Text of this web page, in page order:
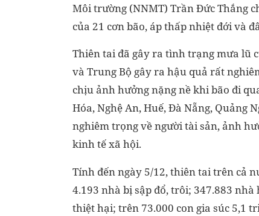
Môi trường (NNMT) Trần Đức Thắng
của 21 cơn bão, áp thấp nhiệt đới và
Thiên tai đã gây ra tình trạng mưa lũ
và Trung Bộ gây ra hậu quả rất
chịu ảnh hưởng nặng nề khi bão đi
Hóa, Nghệ An, Huế, Đà Nẵng,
nghiêm trọng về người tài sản, ảnh
kinh tế xã hội.
Tính đến ngày 5/12, thiên tai trên cả
4.193 nhà bị sập đổ, trôi; 347.883
thiệt hại; trên 73.000 con gia súc 5,1